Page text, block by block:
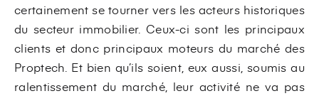
certainement se tourner vers les acteurs historiques
du secteur immobilier. Ceux-ci sont les principaux
clients et donc principaux moteurs du marché des
Proptech. Et bien qu’ils soient, eux aussi, soumis au
ralentissement du marché, leur activité ne va pas